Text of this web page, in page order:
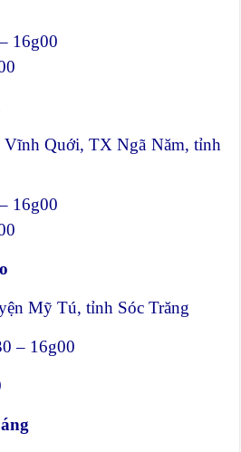
16g00
Quới, TX Ngã Năm, tỉnh
16g00
Mỹ Tú, tỉnh Sóc Trăng
– 16g00